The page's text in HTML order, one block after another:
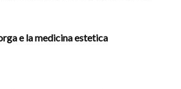
e la medicina estetica